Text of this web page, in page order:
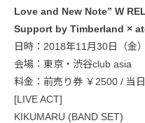
Love and New Note” W
Support by Timberland ×
日時：2018年11月30日（金
会場：東京・渋谷club asia
料金：前売り券 ￥2500 / 当
[LIVE ACT]
KIKUMARU (BAND SET)